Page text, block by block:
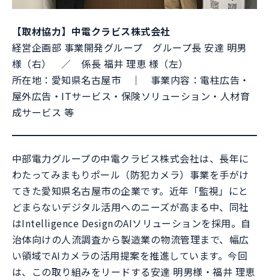
【取材協力】中電クラビス株式会社
経営企画部 事業開発グループ グループ長 安達 明男
様（右） ／ 係長 福井 理恵 様（左）
所在地：愛知県名古屋市 ｜ 事業内容：電柱広告・
屋外広告・ITサービス・保険ソリューション・人材育
成サービス 等
中部電力グループの中電クラビス株式会社は、長年に
わたってみまもりポール（防犯カメラ）事業を手がけ
てきた愛知県名古屋市の企業です。近年「監視」にと
どまらないデジタル活用へのニーズが高まる中、同社
はIntelligence DesignのAIソリューションを採用。自
治体向けの人流調査から製造業の物流管理まで、幅広
い領域でAIカメラの活用提案を推進しています。今回
は、この取り組みをリードする安達 明男様・福井 理恵